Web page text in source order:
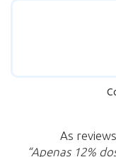
As
“Apenas 12%